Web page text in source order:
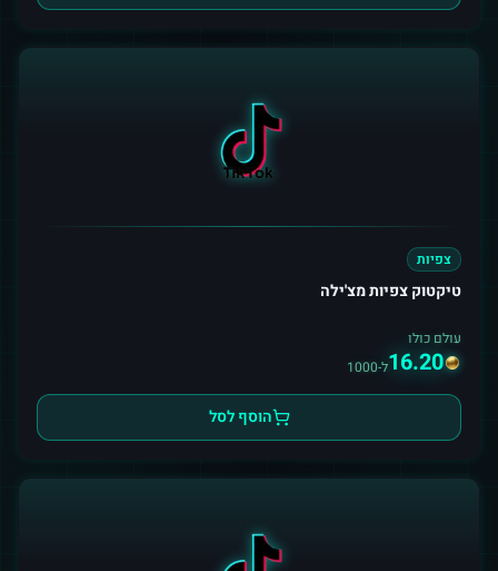
צפיות
טיקטוק צפיות מצ'ילה
עולם כולו
16.20ל-1000
הוסף לסל